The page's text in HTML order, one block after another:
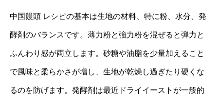
中国饅頭 レシピの基本は生地の材料、特に粉、水分、発
酵剤のバランスです。薄力粉と強力粉を混ぜると弾力と
ふんわり感が両立します。砂糖や油脂を少量加えること
で風味と柔らかさが増し、生地が乾燥し過ぎたり硬くな
るのを防げます。発酵剤は最近ドライイーストが一般的